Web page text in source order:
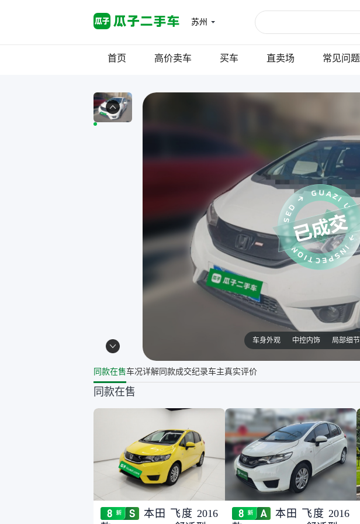
苏州
首页 高价卖车 买车 直卖场 常见问题
车身外观 中控内饰 局部细节
同款在售车况详解同款成交纪录车主真实评价
同款在售
本田 飞度 2016
本田 飞度 2016